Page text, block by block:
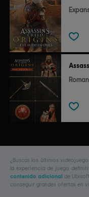
¿Buscas los últimos
la experiencia de juego
contenido adicional de
conseguir grandes ofertas en